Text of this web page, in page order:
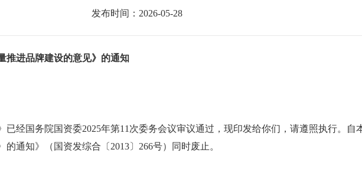
发布时间：2026-05-28
推进品牌建设的意见》的通知
已经国务院国资委2025年第11次委务会议审议通过，现印发给你们，请遵照执行。
通知》（国资发综合〔2013〕266号）同时废止。